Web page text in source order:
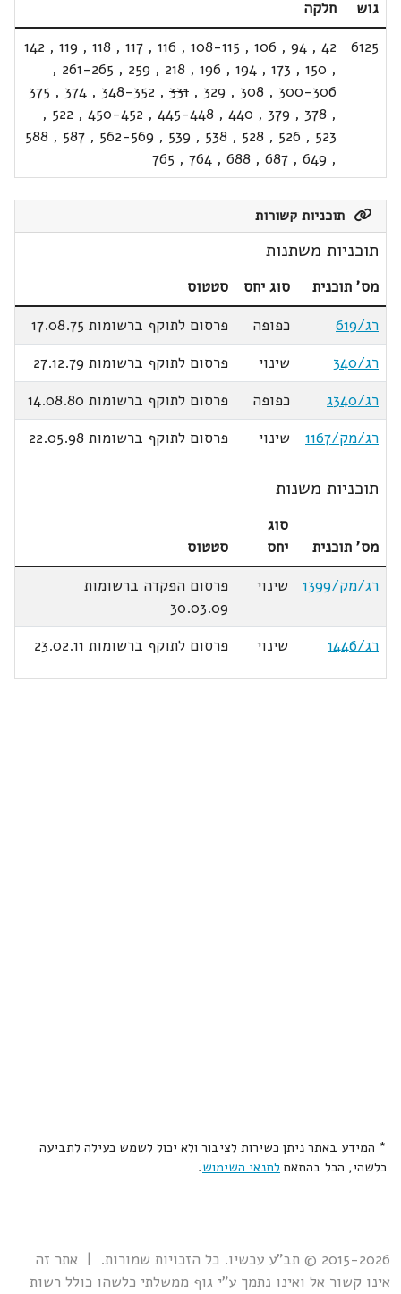
גוש
חלקה
6125
42
,
94
,
106
,
108-115
,
116
,
117
,
118
,
119
,
142
,
150
,
173
,
194
,
196
,
218
,
259
,
261-265
,
300-306
,
308
,
329
,
331
,
348-352
,
374
,
375
,
378
,
379
,
440
,
445-448
,
450-452
,
522
,
523
,
526
,
528
,
538
,
539
,
562-569
,
587
,
588
,
649
,
687
,
688
,
764
,
765
תוכניות קשורות
תוכניות משתנות
מס' תוכנית סוג יחס
סטטוס
רג/619
כפופה
פרסום לתוקף ברשומות 17.08.75
רג/340
שינוי
פרסום לתוקף ברשומות 27.12.79
רג/340ג
כפופה
פרסום לתוקף ברשומות 14.08.80
רג/מק/1167
שינוי פרסום לתוקף ברשומות 22.05.98
תוכניות משנות
מס' תוכנית
סוג
יחס
סטטוס
רג/מק/1399
שינוי
פרסום הפקדה ברשומות
30.03.09
רג/1446
שינוי פרסום לתוקף ברשומות 23.02.11
* המידע באתר ניתן כשירות לציבור ולא יכול לשמש כעילה לתביעה
כלשהי, הכל בהתאם לתנאי השימוש.
2015-2026 © תב"ע עכשיו. כל הזכויות שמורות. | אתר זה
אינו קשור אל ואינו נתמך ע"י גוף ממשלתי כלשהו כולל רשות